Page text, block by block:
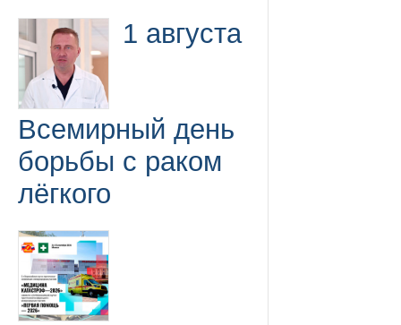
1 августа
Всемирный день
борьбы с раком
лёгкого